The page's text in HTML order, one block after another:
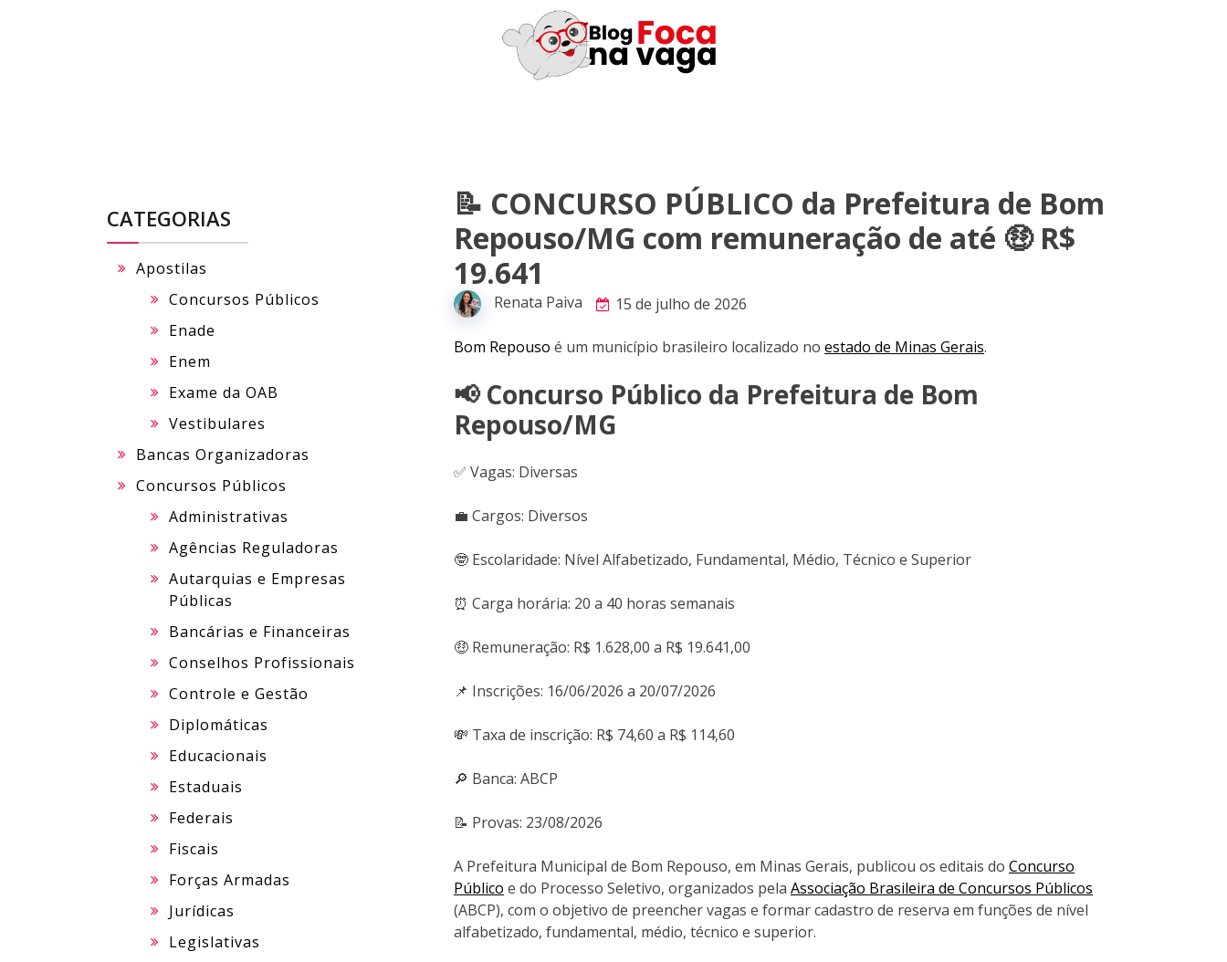
📝 CONCURSO PÚBLICO da Prefeitura de Bom
Repouso/MG com remuneração de até 🤑 R$
19.641
Renata Paiva 15 de julho de 2026
Bom Repouso é um município brasileiro localizado no estado de Minas Gerais.
📢 Concurso Público da Prefeitura de Bom
Repouso/MG
✅ Vagas: Diversas
💼 Cargos: Diversos
🤓 Escolaridade: Nível Alfabetizado, Fundamental, Médio, Técnico e Superior
⏰ Carga horária: 20 a 40 horas semanais
🤑 Remuneração: R$ 1.628,00 a R$ 19.641,00
📌 Inscrições: 16/06/2026 a 20/07/2026
💸 Taxa de inscrição: R$ 74,60 a R$ 114,60
🔎 Banca: ABCP
📝 Provas: 23/08/2026
A Prefeitura Municipal de Bom Repouso, em Minas Gerais, publicou os editais do Concurso
Público e do Processo Seletivo, organizados pela Associação Brasileira de Concursos Públicos
(ABCP), com o objetivo de preencher vagas e formar cadastro de reserva em funções de nível
alfabetizado, fundamental, médio, técnico e superior.
CATEGORIAS
Apostilas
Concursos Públicos
Enade
Enem
Exame da OAB
Vestibulares
Bancas Organizadoras
Concursos Públicos
Administrativas
Agências Reguladoras
Autarquias e Empresas
Públicas
Bancárias e Financeiras
Conselhos Profissionais
Controle e Gestão
Diplomáticas
Educacionais
Estaduais
Federais
Fiscais
Forças Armadas
Jurídicas
Legislativas